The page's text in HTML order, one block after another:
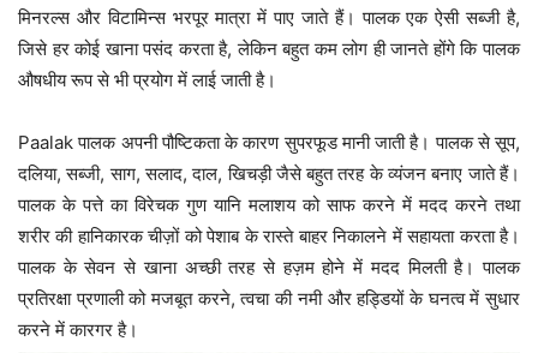
मिनरल्स और विटामिन्स भरपूर मात्रा में पाए जाते हैं। पालक एक ऐसी सब्जी है,
जिसे हर कोई खाना पसंद करता है, लेकिन बहुत कम लोग ही जानते होंगे कि पालक
औषधीय रूप से भी प्रयोग में लाई जाती है।
Paalak पालक अपनी पौष्टिकता के कारण सुपरफूड मानी जाती है। पालक से सूप,
दलिया, सब्जी, साग, सलाद, दाल, खिचड़ी जैसे बहुत तरह के व्यंजन बनाए जाते हैं।
पालक के पत्ते का विरेचक गुण यानि मलाशय को साफ करने में मदद करने तथा
शरीर की हानिकारक चीज़ों को पेशाब के रास्ते बाहर निकालने में सहायता करता है।
पालक के सेवन से खाना अच्छी तरह से हज़म होने में मदद मिलती है। पालक
प्रतिरक्षा प्रणाली को मजबूत करने, त्वचा की नमी और हड्डियों के घनत्व में सुधार
करने में कारगर है।